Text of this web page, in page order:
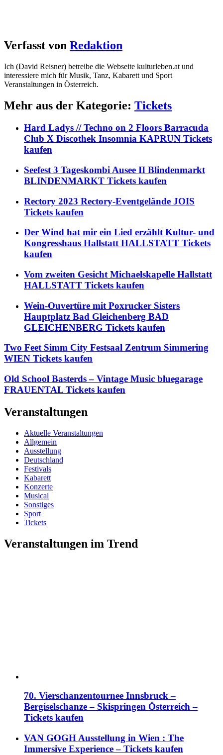
Verfasst von Redaktion
Ich (David Reisner) betreibe die Webseite kulturleben.at und
interessiere mich für Musik, Tanz, Kabarett und Sport
Veranstaltungen in Österreich.
Mehr aus der Kategorie: Tickets
Hard Ladys // Techno on 2 Floors Barracuda
Club X Discothek Insomnia KAPRUN Tickets
kaufen
Seefest 3 Tageskombi Ausee II Blindenmarkt
BLINDENMARKT Tickets kaufen
Rectory 2023 Rectory-Eventgelände JOIS
Tickets kaufen
Der Wind hat mir ein Lied erzählt Kultur- und
Kongresshaus Hallstatt HALLSTATT Tickets
kaufen
Vom zweiten Gesicht Michaelskapelle Hallstatt
HALLSTATT Tickets kaufen
Wein-Ouvertüre mit Poxrucker Sisters
Hauptplatz Bad Gleichenberg BAD
GLEICHENBERG Tickets kaufen
Two Feet Simm City Festsaal Zentrum Simmering
WIEN Tickets kaufen
Old School Basterds – Vintage Music bluegarage
FRAUENTAL Tickets kaufen
Veranstaltungen
Aktuelle Veranstaltungen
Allgemein
Ausstellung
Deutschland
Festivals
Kabarett
Konzerte
Musical
Sonstiges
Sport
Tickets
Veranstaltungen im Trend
70. Vierschanzentournee Innsbruck –
Bergiselschanze – Skispringen Österreich –
Tickets kaufen
VAN GOGH Ausstellung in Wien : The
Immersive Experience – Tickets kaufen